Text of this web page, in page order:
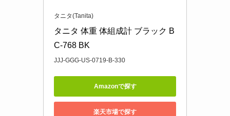
タニタ(Tanita)
タニタ 体重 体組成計 ブラック B
C-768 BK
JJJ-GGG-US-0719-B-330
Amazonで探す
楽天市場で探す